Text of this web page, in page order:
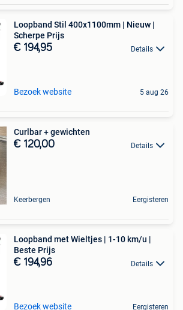
Loopband Stil 400x1100mm | Nieuw |
Scherpe Prijs
€ 194,95 Details
Bezoek website 5 aug 26
Curlbar + gewichten
€ 120,00 Details
Keerbergen Eergisteren
Loopband met Wieltjes | 1-10 km/u |
Beste Prijs
€ 194,96 Details
Bezoek website Eergisteren